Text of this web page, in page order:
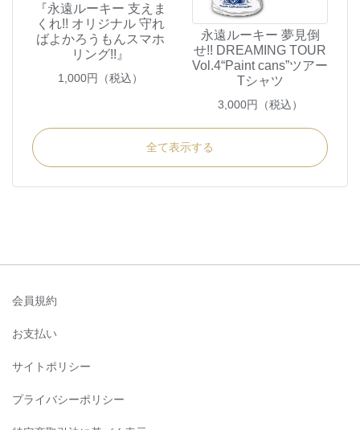
『永遠ルーキー 支えま
くれ!! オリジナル 守れ
ばよかろうもんスマホ
リング!!』
1,000円（税込）
永遠ルーキー 夢見倒
せ!! DREAMING TOUR
Vol.4“Paint cans”ツアー
Tシャツ
3,000円（税込）
全て表示する
会員規約
お支払い
サイトポリシー
プライバシーポリシー